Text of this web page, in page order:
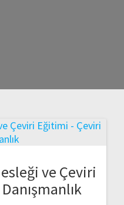
ve Çeviri